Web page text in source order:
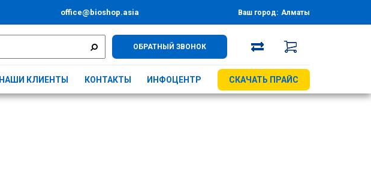
office@bioshop.asia Ваш город: Алматы
ОБРАТНЫЙ ЗВОНОК
НАШИ КЛИЕНТЫ КОНТАКТЫ ИНФОЦЕНТР СКАЧАТЬ ПРАЙС